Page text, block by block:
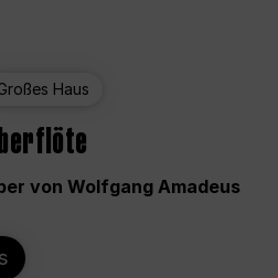
Haus
von Wolfgang Amadeus